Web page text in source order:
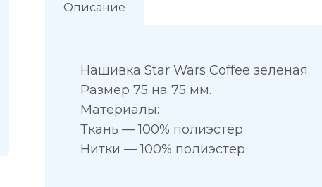
Описание
Нашивка Star Wars Coffee зеленая
Размер 75 на 75 мм.
Материалы:
Ткань — 100% полиэстер
Нитки — 100% полиэстер